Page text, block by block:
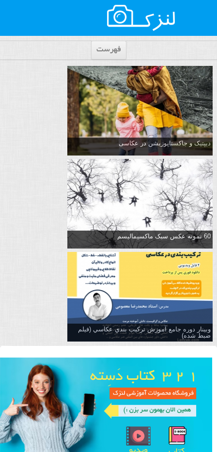
فهرست
دیپتیک و جاکستا‌پوزیشن در عکاسی
60 نمونه عکس سبک ماکسیمالیسم
وبینار دوره جامع آموزش تركيب بندي عكاسي (فیلم
ضبط شده)